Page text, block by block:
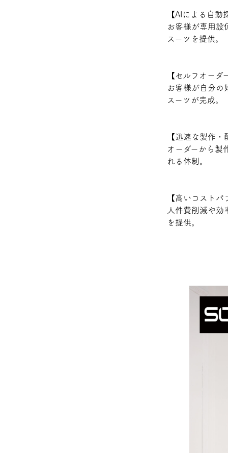
【AIによる自動
お客様が専用設
スーツを提供。
【セルフオーダ
お客様が自分の
スーツが完成。
【迅速な製作・
オーダーから製
れる体制。
【高いコストパ
人件費削減や効
を提供。